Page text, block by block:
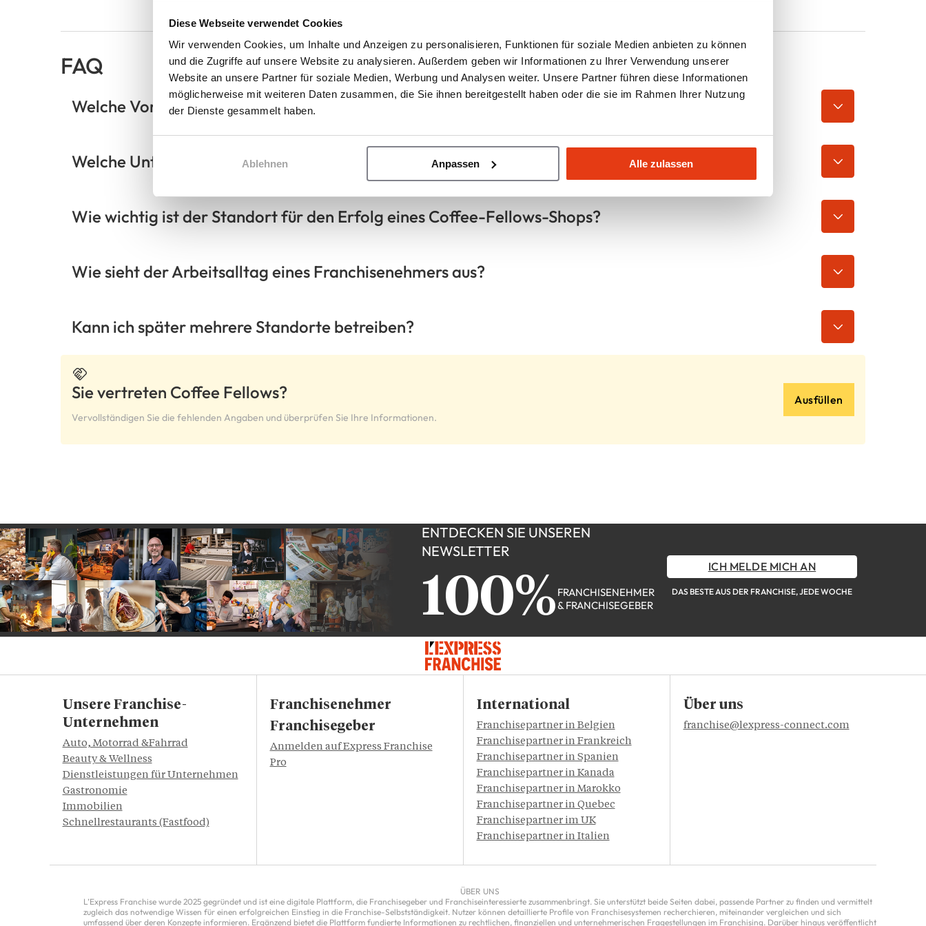
Diese Webseite verwendet Cookies
Wir verwenden Cookies, um Inhalte und Anzeigen zu personalisieren, Funktionen für soziale Medien anbieten zu können
und die Zugriffe auf unsere Website zu analysieren. Außerdem geben wir Informationen zu Ihrer Verwendung unserer
Website an unsere Partner für soziale Medien, Werbung und Analysen weiter. Unsere Partner führen diese Informationen
möglicherweise mit weiteren Daten zusammen, die Sie ihnen bereitgestellt haben oder die sie im Rahmen Ihrer Nutzung
der Dienste gesammelt haben.
Ablehnen Anpassen Alle zulassen
FAQ
Welche Voraussetzungen sollte ich als Coffee-Fellows-Franchisenehmer mitbringen?
Welche Unterstützung erhalte ich von Coffee Fellows?
Wie wichtig ist der Standort für den Erfolg eines Coffee-Fellows-Shops?
Wie sieht der Arbeitsalltag eines Franchisenehmers aus?
Kann ich später mehrere Standorte betreiben?
Sie vertreten Coffee Fellows?
Vervollständigen Sie die fehlenden Angaben und überprüfen Sie Ihre Informationen.
Ausfüllen
ENTDECKEN SIE UNSEREN
NEWSLETTER
100% FRANCHISENEHMER
& FRANCHISEGEBER
ICH MELDE MICH AN
DAS BESTE AUS DER FRANCHISE, JEDE WOCHE
Unsere Franchise-
Unternehmen
Auto, Motorrad &Fahrrad
Beauty & Wellness
Dienstleistungen für Unternehmen
Gastronomie
Immobilien
Schnellrestaurants (Fastfood)
Franchisenehmer
Franchisegeber
Anmelden auf Express Franchise
Pro
International
Franchisepartner in Belgien
Franchisepartner in Frankreich
Franchisepartner in Spanien
Franchisepartner in Kanada
Franchisepartner in Marokko
Franchisepartner in Quebec
Franchisepartner im UK
Franchisepartner in Italien
Über uns
franchise@lexpress-connect.com
ÜBER UNS
L’Express Franchise wurde 2025 gegründet und ist eine digitale Plattform, die Franchisegeber und Franchiseinteressierte zusammenbringt. Sie unterstützt beide Seiten dabei, passende Partner zu finden und vermittelt
zugleich das notwendige Wissen für einen erfolgreichen Einstieg in die Franchise-Selbstständigkeit. Nutzer können detaillierte Profile von Franchisesystemen recherchieren, miteinander vergleichen und sich
umfassend über deren Konzepte informieren. Ergänzend bietet die Plattform fundierte Informationen zu rechtlichen, finanziellen und unternehmerischen Fragestellungen im Franchising. Darüber hinaus veröffentlicht